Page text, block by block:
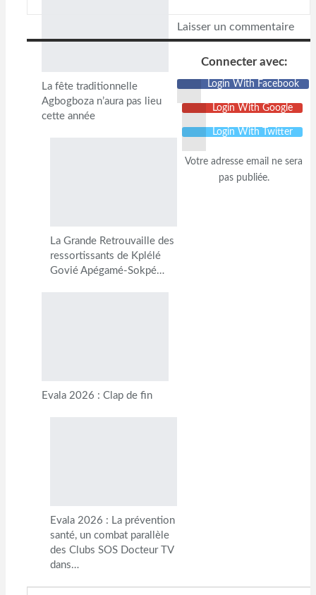
La fête traditionnelle
Agbogboza n’aura pas lieu
cette année
La Grande Retrouvaille des
ressortissants de Kplélé
Govié Apégamé-Sokpé…
Evala 2026 : Clap de fin
Evala 2026 : La prévention
santé, un combat parallèle
des Clubs SOS Docteur TV
dans…
Laisser un commentaire
Connecter avec:
Login With Facebook
Login With Google
Login With Twitter
Votre adresse email ne sera
pas publiée.